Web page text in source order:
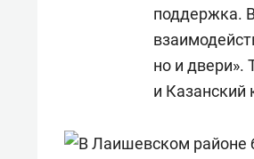
поддержка.
но и двери».
и Казанский